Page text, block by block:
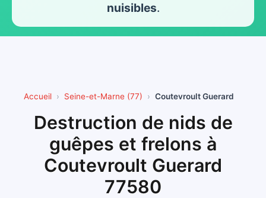
nuisibles.
Accueil Seine-et-Marne (77) Coutevroult Guerard
Destruction de nids de
guêpes et frelons à
Coutevroult Guerard
77580